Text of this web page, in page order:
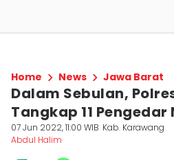
Home News Jawa Barat
Dalam Sebulan,
Tangkap 11
07 Jun 2022, 11:00 WIB Kab. Karawang
Abdul Halim